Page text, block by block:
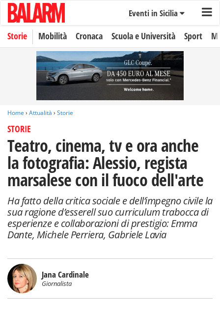
Eventi in Sicilia
Storie Mobilità Cronaca Scuola e Università Sport
Home › Attualità › Storie
STORIE
Teatro, cinema, tv e ora anche
la fotografia: Alessio, regista
marsalese con il fuoco dell'arte
Ha fatto della critica sociale e dell’impegno civile la
sua ragione d’esserell suo curriculum trabocca di
esperienze e collaborazioni di prestigio: Emma
Dante, Michele Perriera, Gabriele Lavia
Jana Cardinale
Giornalista